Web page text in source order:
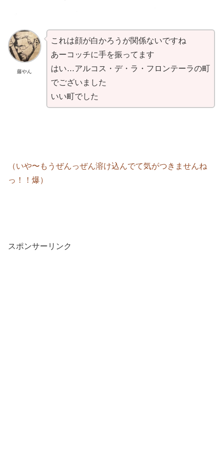
藤やん
これは顔が白かろうが関係ないですね
あーコッチに手を振ってます
はい…アルコス・デ・ラ・フロンテーラの町
でございました
いい町でした
（いや〜もうぜんっぜん溶け込んでて気がつきませんね
っ！！爆）
スポンサーリンク